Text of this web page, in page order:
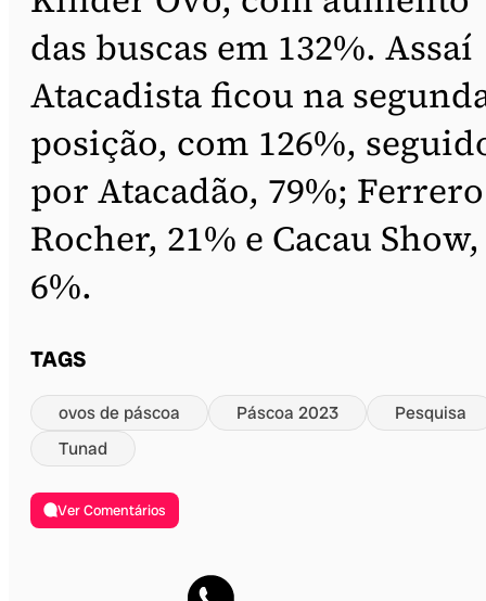
das buscas em 132%. Assaí
Atacadista ficou na
posição, com 126%,
por Atacadão, 79%; Ferrero
Rocher, 21% e Cacau Show,
6%.
TAGS
ovos de páscoa Páscoa 2023
Pesquisa
Tunad
Ver Comentários